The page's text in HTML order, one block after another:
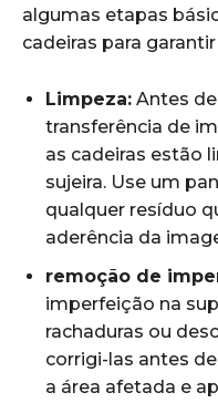
algumas etapas
cadeiras para
Limpeza: Antes
transferência de
as cadeiras estão
sujeira. Use um
qualquer resíduo
aderência ​da
remoção de
imperfeição na
rachaduras ou
corrigi-las antes
a área afetada e